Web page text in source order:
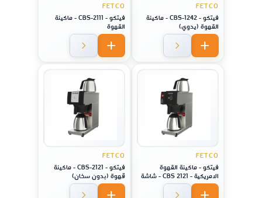
FETCO
فيتكو - CBS-1242 - ماكينة
القهوة (يدوي)
FETCO
فيتكو - CBS-2111 - ماكينة
القهوة
FETCO
فيتكو - ماكينة القهوة
الامريكية - 2121 CBS - شاشة
ديجتال مع سطح تسخين
FETCO
فيتكو - CBS-2121 - ماكينة
قهوة (بدون سخان)